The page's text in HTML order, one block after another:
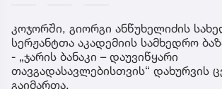
კოჯორში, გიორგი ანწუხელიძის
სერჟანტთა აკადემიის სამხედრო
- „ჯარის ბანაკი – დაუვიწყარი
თავგადასავლებისთვის“ დახურვის
გაიმართა.